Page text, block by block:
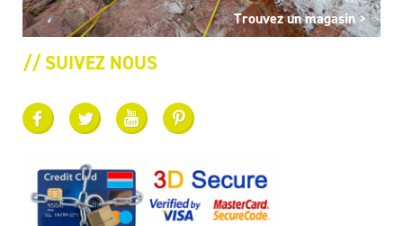
Trouvez un magasin >
// SUIVEZ NOUS